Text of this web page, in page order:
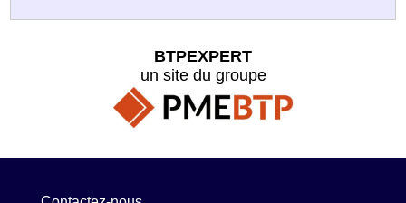
BTPEXPERT
un site du groupe